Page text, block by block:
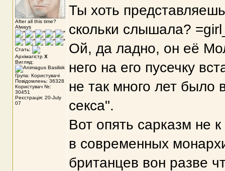
After all this time?
Always
Стать:
Архімагістр X
Вигляд:
Група: Користувачі
Повідомлень: 36328
Користувач №:
30451
Реєстрація: 20-July
07
Ты хоть
скольки слышала?
Ой, да ладно, он её
него на его пусечку
не так много лет было
секса".
Вот опять сарказм не
в современных
британцев вон разве